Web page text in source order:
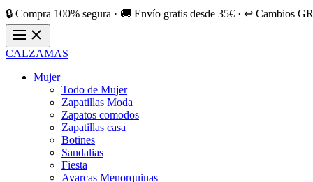
🔒 Compra 100% segura · 🚚 Envío gratis desde 35€ · ↩️ Cambios
CALZAMAS
Mujer
Todo de Mujer
Zapatillas Moda
Zapatos comodos
Zapatillas casa
Botines
Sandalias
Fiesta
Avarcas Menorquinas